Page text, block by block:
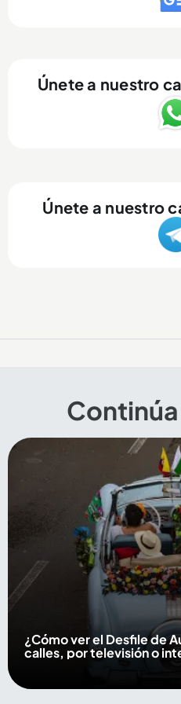
Únete a nuestro
Únete a nuestro
¿Cómo ver el Desfile de
calles, por televisión o